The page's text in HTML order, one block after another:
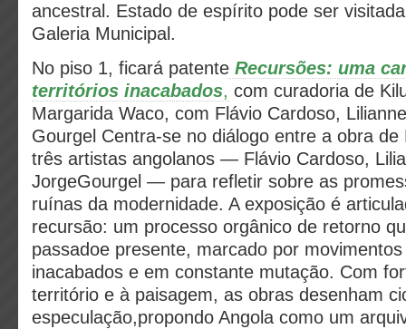
ancestral. Estado de espírito pode ser
Galeria Municipal.
No piso 1, ficará patente Recursões: uma
territórios inacabados, com curadoria de
Margarida Waco, com Flávio Cardoso,
Gourgel Centra-se no diálogo entre a obra de
três artistas angolanos — Flávio Cardoso,
JorgeGourgel — para refletir sobre as
ruínas da modernidade. A exposição é
recursão: um processo orgânico de retorno
passadoe presente, marcado por
inacabados e em constante mutação. Com
território e à paisagem, as obras desenham
especulação,propondo Angola como um